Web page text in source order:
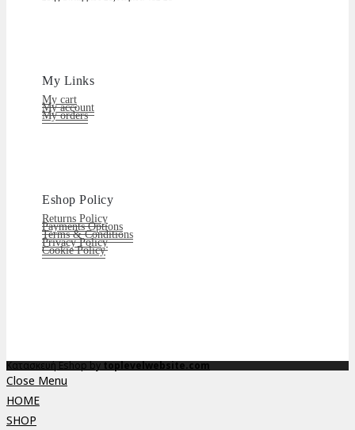
My Links
My cart
My account
My orders
Eshop Policy
Returns Policy
Payments Options
Terms & Conditions
Privacy Policy
Cookie Policy
Κατασκευή Eshop bytoplevelwebsite.com
Close Menu
HOME
SHOP